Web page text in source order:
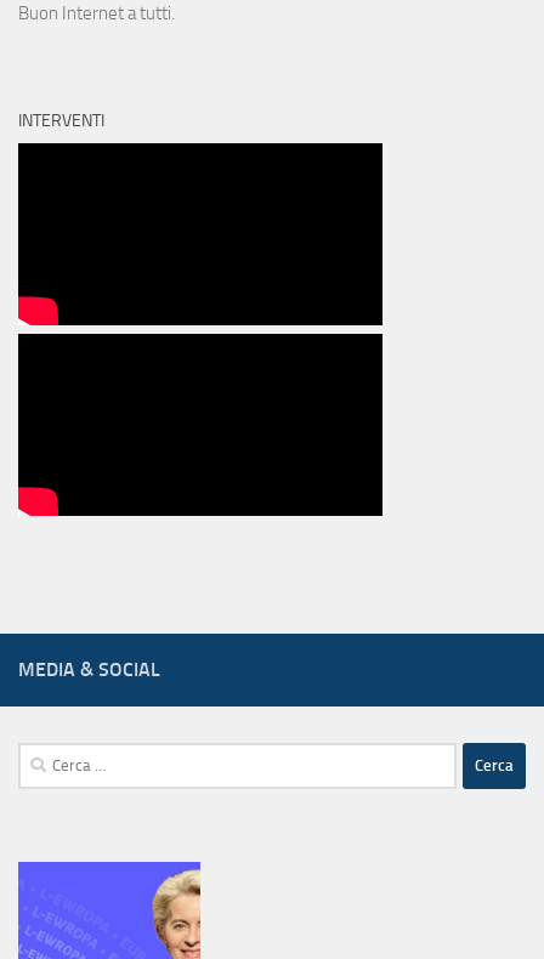
Buon Internet a tutti.
INTERVENTI
MEDIA & SOCIAL
Ricerca
per: